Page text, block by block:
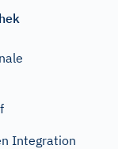
Integration